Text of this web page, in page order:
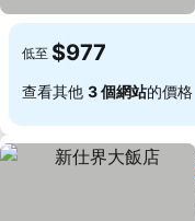
低至 $977
查看其他 3 個網站的價格